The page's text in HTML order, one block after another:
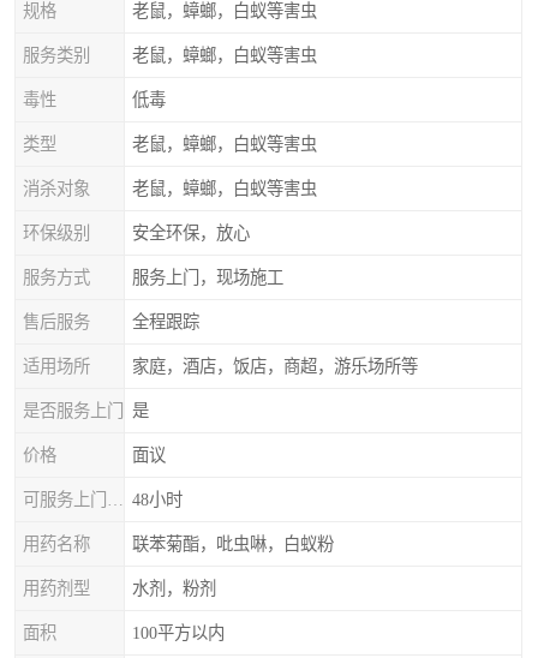
规格 老鼠，蟑螂，白蚁等害虫
服务类别 老鼠，蟑螂，白蚁等害虫
毒性 低毒
类型 老鼠，蟑螂，白蚁等害虫
消杀对象 老鼠，蟑螂，白蚁等害虫
环保级别 安全环保，放心
服务方式 服务上门，现场施工
售后服务 全程跟踪
适用场所 家庭，酒店，饭店，商超，游乐场所等
是否服务上门 是
价格 面议
48小时
用药名称 联苯菊酯，吡虫啉，白蚁粉
用药剂型 水剂，粉剂
面积 100平方以内